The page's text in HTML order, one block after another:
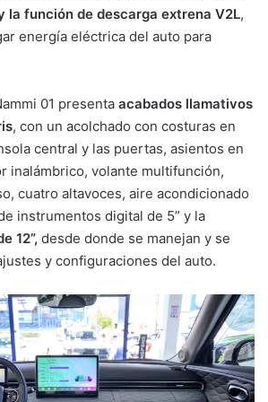
la función de descarga extrena V2L,
energía eléctrica del auto para
01 presenta acabados llamativos
, con un acolchado con costuras en
central y las puertas, asientos en
inalámbrico, volante multifunción,
cuatro altavoces, aire acondicionado
instrumentos digital de 5” y la
12”, desde donde se manejan y se
y configuraciones del auto.